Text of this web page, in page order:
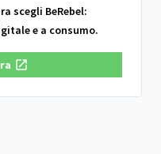
scegli BeRebel:
e a consumo.